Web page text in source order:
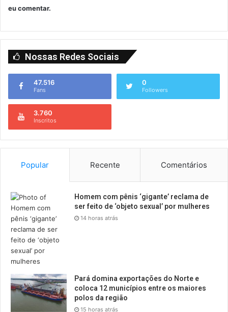
eu comentar.
Nossas Redes Sociais
47.516
Fans
0
Followers
3.760
Inscritos
Popular Recente Comentários
Homem com pênis ‘gigante’ reclama de
ser feito de ‘objeto sexual’ por mulheres
14 horas atrás
Pará domina exportações do Norte e
coloca 12 municípios entre os maiores
polos da região
15 horas atrás